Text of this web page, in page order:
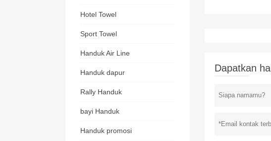
Dapatkan
Hotel Towel
Sport Towel
Handuk Air Line
Handuk dapur
Rally Handuk
bayi Handuk
Handuk promosi